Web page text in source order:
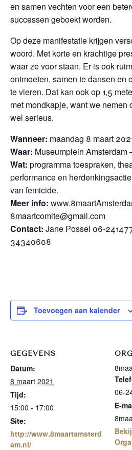
en samen vechten voor een
successen geboekt worden.
Op deze manifestatie krijgen
woord. Met korte en krachtige
waar ze voor staan. Er is ook
ontmoeten, samen te dansen en
te vieren. Dat kan ook op 1,5
met mondkapje, want we nemen
wel serieus.
Wanneer: maandag 8 maart
Waar: Museumplein Amsterdam
Wat: programma toespraken,
performance en
van femicide.
Meer info:
8maartcomite@gmail.com
Contact: Jane Possel 06-
34340608
Toevoegen aan kalender
GEGEVENS
Datum:
8 maart 2021
Tijd:
15:00 - 17:00
Site:
http://www.8maartamsterd
am.nl/
06-
E-